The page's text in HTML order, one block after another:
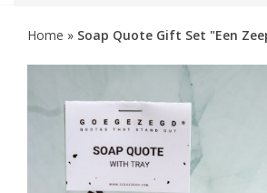
Home » Soap Quote Gift Set "Een